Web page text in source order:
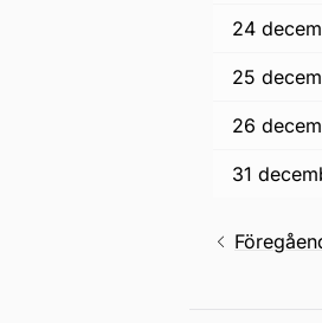
24
25
26
31